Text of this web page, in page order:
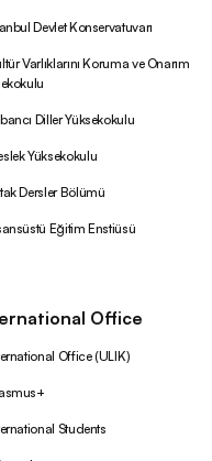
Devlet Konservatuvarı
Varlıklarını Koruma ve Onarım
Diller Yüksekokulu
Yüksekokulu
Dersler Bölümü
Eğitim Enstiüsü
Office
Office (ULIK)
Students